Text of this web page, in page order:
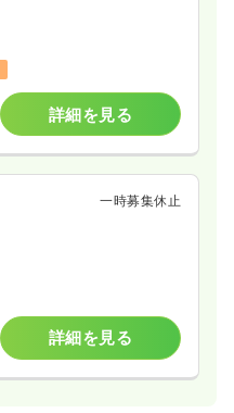
詳細を見る
一時募集休止
詳細を見る